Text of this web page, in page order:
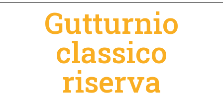
Gutturnio
classico
riserva